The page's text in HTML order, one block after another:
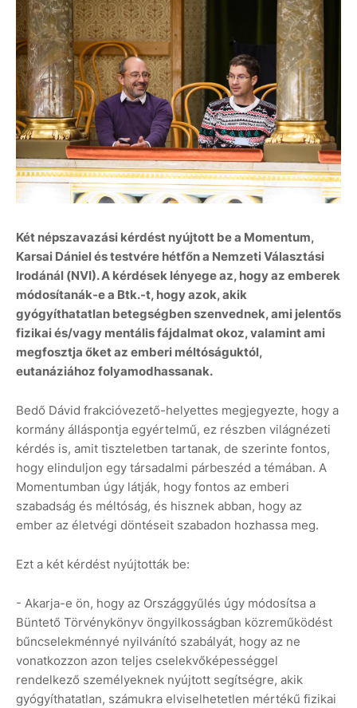
Két népszavazási kérdést nyújtott be a Momentum,
Karsai Dániel és testvére hétfőn a Nemzeti Választási
Irodánál (NVI). A kérdések lényege az, hogy az emberek
módosítanák-e a Btk.-t, hogy azok, akik
gyógyíthatatlan betegségben szenvednek, ami jelentős
fizikai és/vagy mentális fájdalmat okoz, valamint ami
megfosztja őket az emberi méltóságuktól,
eutanáziához folyamodhassanak.
Bedő Dávid frakcióvezető-helyettes megjegyezte, hogy a
kormány álláspontja egyértelmű, ez részben világnézeti
kérdés is, amit tiszteletben tartanak, de szerinte fontos,
hogy elinduljon egy társadalmi párbeszéd a témában. A
Momentumban úgy látják, hogy fontos az emberi
szabadság és méltóság, és hisznek abban, hogy az
ember az életvégi döntéseit szabadon hozhassa meg.
Ezt a két kérdést nyújtották be:
- Akarja-e ön, hogy az Országgyűlés úgy módosítsa a
Büntető Törvénykönyv öngyilkosságban közreműködést
bűncselekménnyé nyilvánító szabályát, hogy az ne
vonatkozzon azon teljes cselekvőképességgel
rendelkező személyeknek nyújtott segítségre, akik
gyógyíthatatlan, számukra elviselhetetlen mértékű fizikai